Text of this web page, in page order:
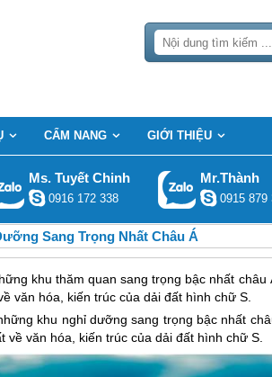
CẨM NANG GIỚI THIỆU
Ms. Tuyết Chinh
0916 172 338
Mr.Thành
0915 879
Sang Trọng Nhất Châu Á
khu thăm quan sang trọng bậc nhất châu
văn hóa, kiến trúc của dải đất hình chữ S.
khu nghỉ dưỡng sang trọng bậc nhất
văn hóa, kiến trúc của dải đất hình chữ S.